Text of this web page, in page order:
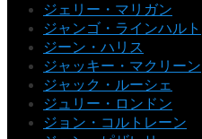
ジェリー・マリガン
ジャンゴ・ラインハルト
ジーン・ハリス
ジャッキー・マクリーン
ジャック・ルーシェ
ジュリー・ロンドン
ジョン・コルトレーン